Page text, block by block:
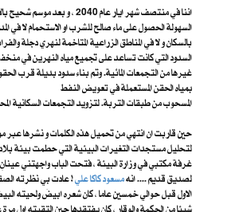
اننا في منتصف شهر ايار عام 2040 ، و
السهولة الحصول على ماء صالح للشرب او الاستحمام لا في
بالسكان و لا في المناطق الزراعية المتاخمة لنهري دجلة
السدود التي كانت تساعد على تجميع مياه النهرين في
غيرها من التجمعات المائية. وتم بناء سدود بديلة قرب
بمياه الحقن المستعملة في تعويض النفط
المسحوب من طبقات التربة. لتزويد التجمعات السكانية
حين قاربت ان انتهي من تحميل هذه الكلمات و نشرها عبر
لتحليل مستجدات التغيرات البيئية التي حطمت بيئة
غرفة مكتبي في وزارة البيئة ، فتحت الباب واجهتني
لصديق قديم .... انهمسعود كاكا علي! عادت بي نظرته
الاول قبل حوالي خمسين عاما ، كان شعره ابيضَ ولحيته